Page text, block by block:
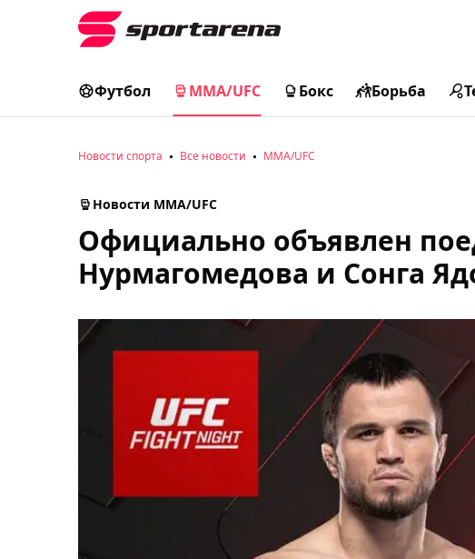
Футбол MMA/UFC Бокс Борьба
Новости спорта Все новости MMA/UFC
Новости MMA/UFC
Официально объявлен
Нурмагомедова и Сонга